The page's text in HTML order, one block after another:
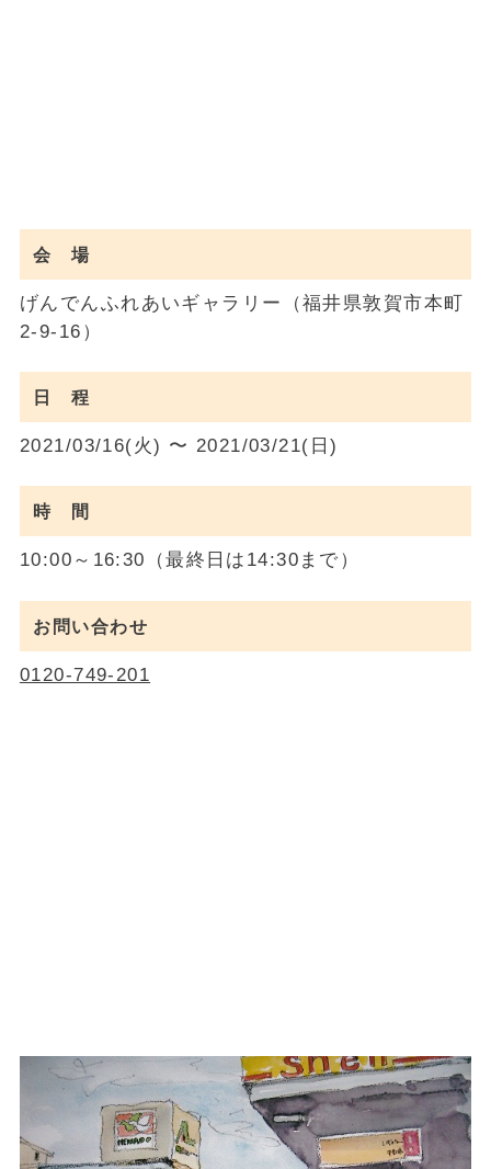
会 場
げんでんふれあいギャラリー（福井県敦賀市本町
2-9-16）
日 程
2021/03/16(火) 〜 2021/03/21(日)
時 間
10:00～16:30（最終日は14:30まで）
お問い合わせ
0120-749-201